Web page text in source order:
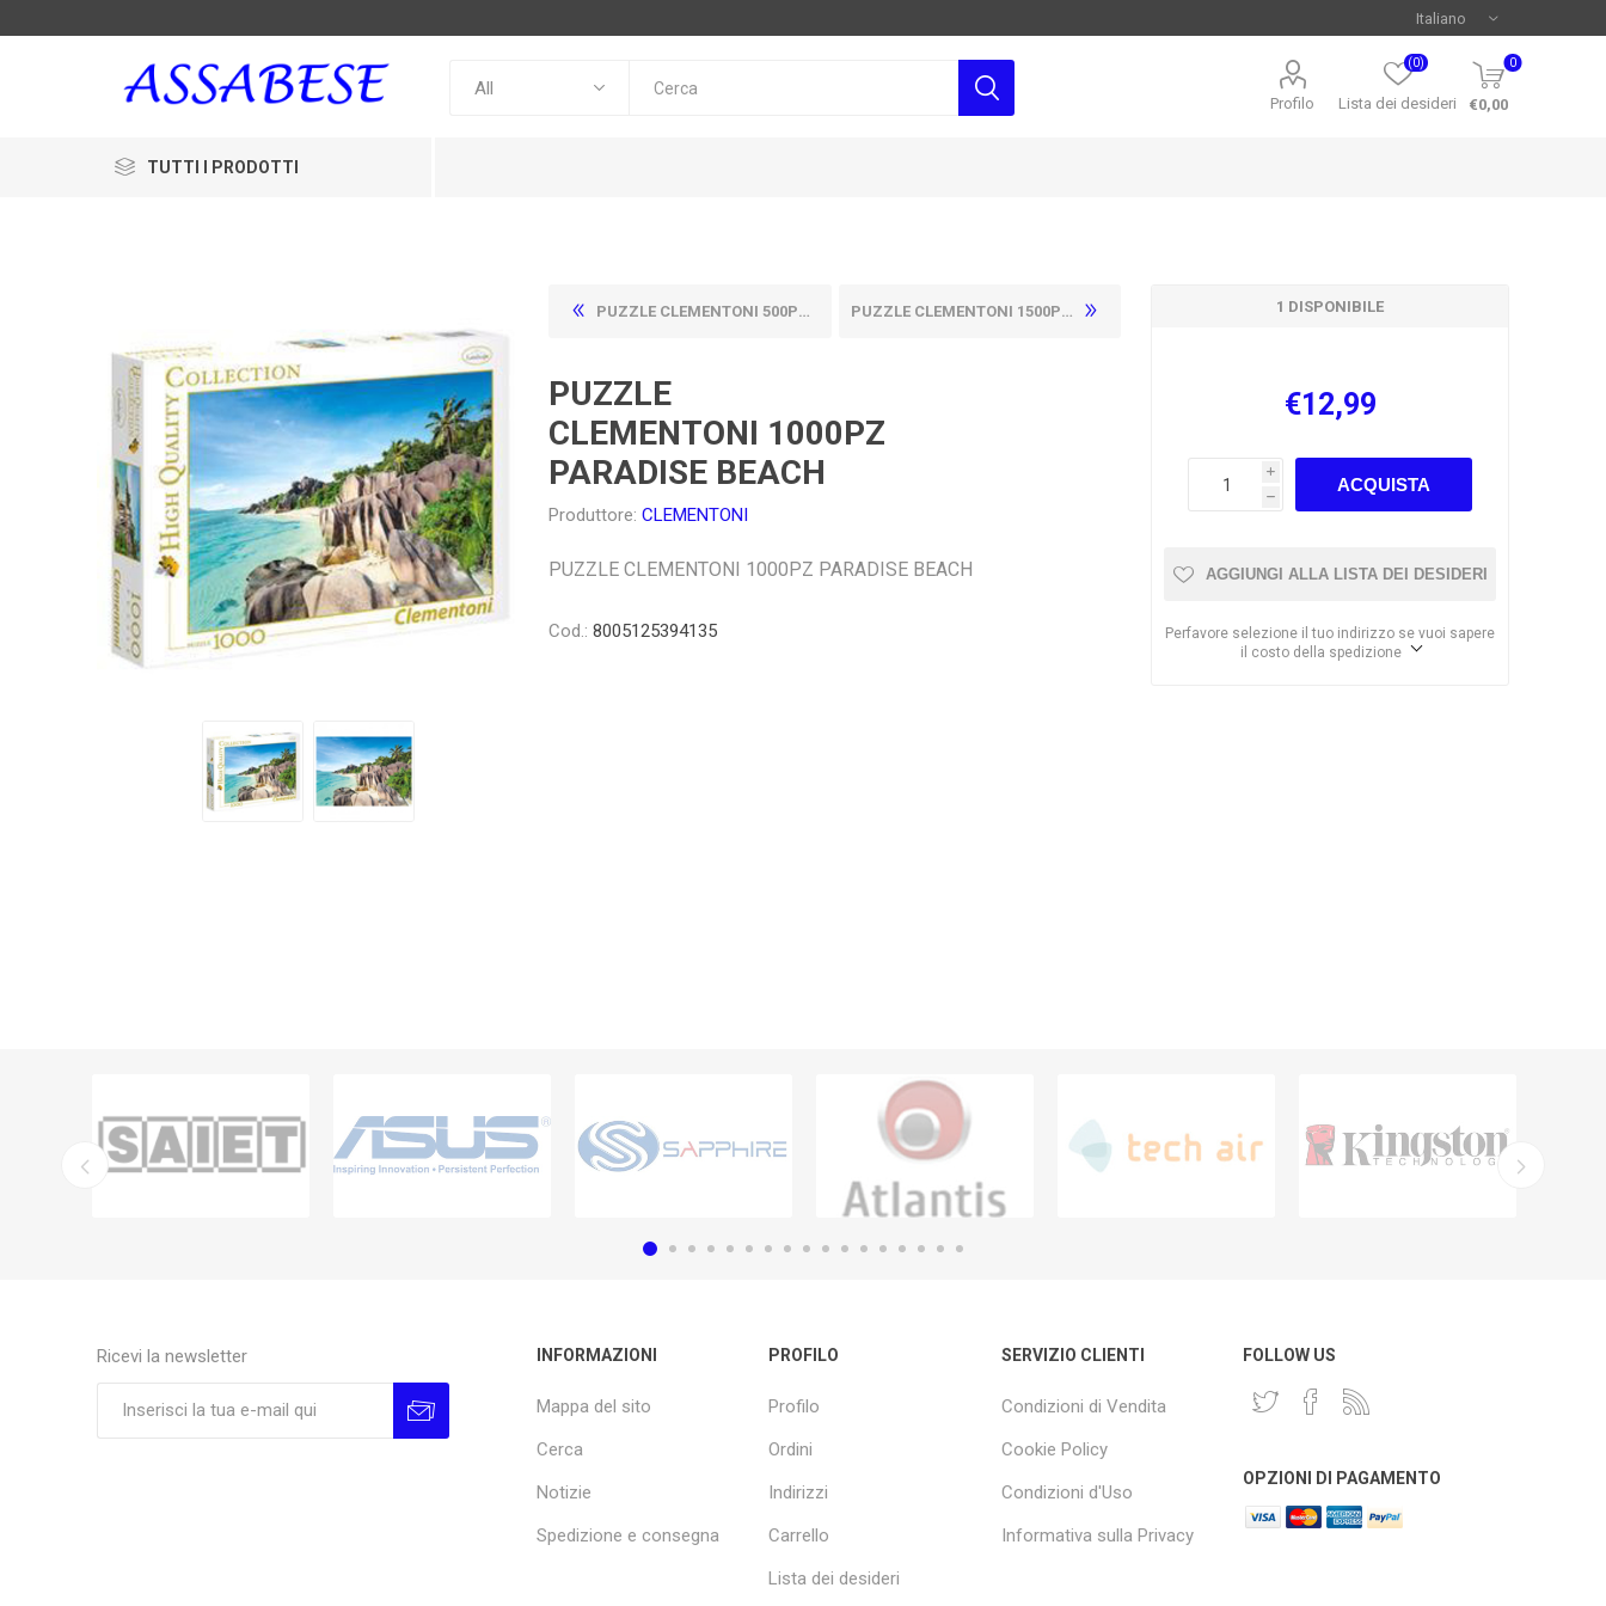
Profilo Lista dei desideri
(0) 0
€0,00
TUTTI I PRODOTTI
PUZZLE CLEMENTONI 500PZ OLD WATERWAY COTTAGE PUZZLE CLEMENTONI 1500PZ PISA
PUZZLE
CLEMENTONI 1000PZ
PARADISE BEACH
Produttore: CLEMENTONI
PUZZLE CLEMENTONI 1000PZ PARADISE BEACH
Cod.: 8005125394135
1 DISPONIBILE
€12,99
i
h
ACQUISTA
AGGIUNGI ALLA LISTA DEI DESIDERI
Perfavore selezione il tuo indirizzo se vuoi sapere
il costo della spedizione
Ricevi la newsletter INFORMAZIONI
Mappa del sito
Cerca
Notizie
Spedizione e consegna
PROFILO
Profilo
Ordini
Indirizzi
Carrello
Lista dei desideri
SERVIZIO CLIENTI
Condizioni di Vendita
Cookie Policy
Condizioni d'Uso
Informativa sulla Privacy
FOLLOW US
OPZIONI DI PAGAMENTO